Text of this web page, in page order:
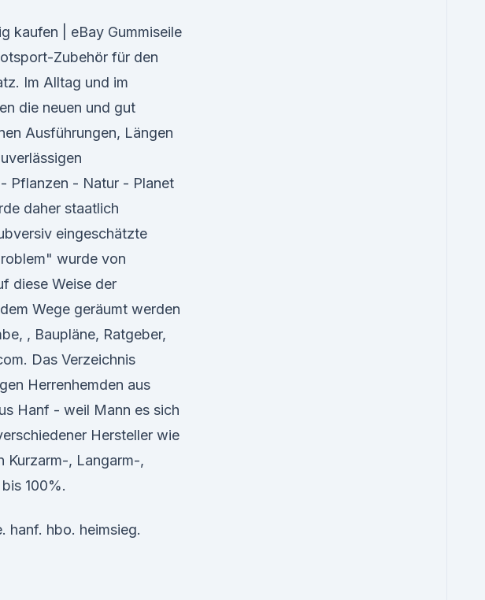
kaufen | eBay Gummiseile
Zubehör für den
Im Alltag und im
die neuen und gut
Ausführungen, Längen
Pflanzen - Natur - Planet
daher staatlich
eingeschätzte
wurde von
diese Weise der
Wege geräumt werden
, Baupläne, Ratgeber,
Das Verzeichnis
Herrenhemden aus
Hanf - weil Mann es sich
Hersteller wie
Kurzarm-, Langarm-,
100%.
hanf. hbo. heimsieg.